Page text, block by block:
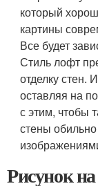
который
картины
Все будет
Стиль лофт
отделку стен.
оставляя на
с этим, чтобы
стены
Рисунок